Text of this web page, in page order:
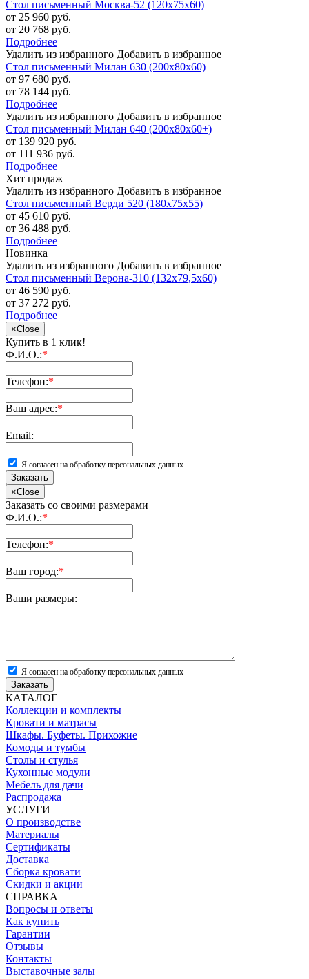
Стол письменный Москва-52 (120х75х60)
от 25 960 руб.
от 20 768 руб.
Подробнее
Удалить из избранного Добавить в избранное
Стол письменный Милан 630 (200х80х60)
от 97 680 руб.
от 78 144 руб.
Подробнее
Удалить из избранного Добавить в избранное
Стол письменный Милан 640 (200х80х60+)
от 139 920 руб.
от 111 936 руб.
Подробнее
Хит продаж
Удалить из избранного Добавить в избранное
Стол письменный Верди 520 (180х75х55)
от 45 610 руб.
от 36 488 руб.
Подробнее
Новинка
Удалить из избранного Добавить в избранное
Стол письменный Верона-310 (132х79,5х60)
от 46 590 руб.
от 37 272 руб.
Подробнее
×Close
Купить в 1 клик!
Ф.И.О.:*
Телефон:*
Ваш адрес:*
Email:
Я согласен на обработку персональных данных
Заказать
×Close
Заказать со своими размерами
Ф.И.О.:*
Телефон:*
Ваш город:*
Ваши размеры:
Я согласен на обработку персональных данных
Заказать
КАТАЛОГ
Коллекции и комплекты
Кровати и матрасы
Шкафы. Буфеты. Прихожие
Комоды и тумбы
Столы и стулья
Кухонные модули
Мебель для дачи
Распродажа
УСЛУГИ
О производстве
Материалы
Сертификаты
Доставка
Сборка кровати
Скидки и акции
СПРАВКА
Вопросы и ответы
Как купить
Гарантии
Отзывы
Контакты
Выставочные залы